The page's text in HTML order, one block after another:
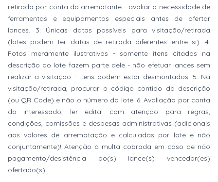
retirada por conta do arrematante - avaliar a necessidade de
ferramentas e equipamentos especiais antes de ofertar
lances. 3: Únicas datas possíveis para visitação/retirada
(lotes podem ter datas de retirada diferentes entre si). 4:
Fotos meramente ilustrativas - somente itens citados na
descrição do lote fazem parte dele - não efetuar lances sem
realizar a visitação - itens podem estar desmontados. 5: Na
visitação/retirada, procurar o código contido da descrição
(ou QR Code) e não o número do lote. 6: Avaliação por conta
do interessado, ler edital com atenção para regras,
condições, comissões e despesas administrativas (adicionais
aos valores de arrematação e calculadas por lote e não
conjuntamente)! Atenção à multa cobrada em caso de não
pagamento/desistência do(s) lance(s) vencedor(es)
ofertado(s).